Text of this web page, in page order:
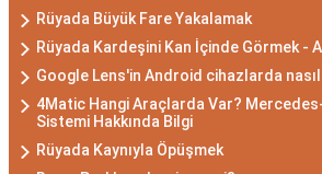
Rüyada Büyük Fare Yakalamak
Rüyada Kardeşini Kan İçinde Görmek -
Google Lens'in Android cihazlarda nasıl
4Matic Hangi Araçlarda Var?
Sistemi Hakkında Bilgi
Rüyada Kaynıyla Öpüşmek